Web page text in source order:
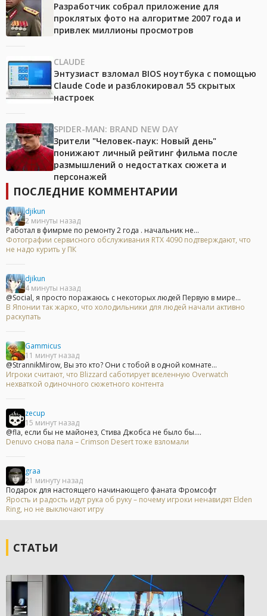
Разработчик собрал приложение для
проклятых фото на алгоритме 2007 года и
привлек миллионы просмотров
CLAUDE
Энтузиаст взломал BIOS ноутбука с помощью
Claude Code и разблокировал 55 скрытых
настроек
SPIDER-MAN: BRAND NEW DAY
Зрители "Человек-паук: Новый день"
понижают личный рейтинг фильма после
размышлений о недостатках сюжета и
персонажей
ПОСЛЕДНИЕ КОММЕНТАРИИ
djikun
2 минуты назад
Работал в фимрме по ремонту 2 года . начальник не...
Фотографии сервисного обслуживания RTX 4090 подтверждают, что
не надо курить у ПК
djikun
4 минуты назад
@Social, я просто поражаюсь с некоторых людей Первую в мире...
В Японии так жарко, что холодильники для людей начали активно
раскупать
Gammicus
11 минут назад
@StrannikMirow, Вы это кто? Они с тобой в одной комнате...
Игроки считают, что Blizzard саботирует вселенную Overwatch
нехваткой одиночного сюжетного контента
zecup
15 минут назад
@fla, если бы не майонез, Стива Джобса не было бы....
Denuvo снова пала – Crimson Desert тоже взломали
graa
21 минуту назад
Подарок для настоящего начинающего фаната Фромсофт
Ярость и радость идут рука об руку – почему игроки ненавидят Elden
Ring, но не выключают игру
СТАТЬИ